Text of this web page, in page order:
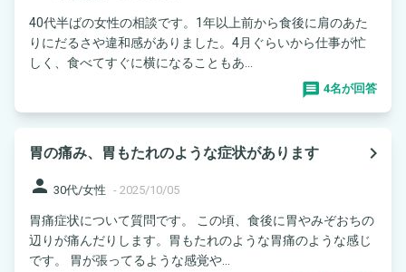
40代半ばの女性の相談です。1年以上前から食後に肩のあた
りにだるさや違和感がありました。4月ぐらいから仕事が忙
しく、食べてすぐに横になることもあ...
4名が回答
胃の痛み、胃もたれのような症状があります
navigate_next
person 30代/女性 - 2025/10/05
胃痛症状について質問です。 この頃、食後に胃やみぞおちの
辺りが痛んだりします。胃もたれのような胃痛のような感じ
です。 胃が張ってるような感覚や...